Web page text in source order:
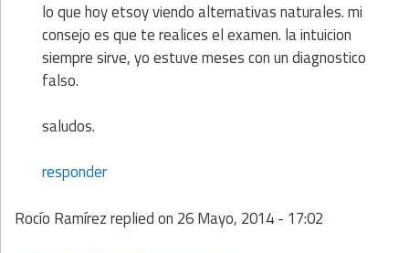
lo que hoy etsoy viendo alternativas naturales. mi
consejo es que te realices el examen. la intuicion
siempre sirve, yo estuve meses con un diagnostico
falso.
saludos.
responder
Rocío Ramírezreplied on 26 Mayo, 2014 - 17:02